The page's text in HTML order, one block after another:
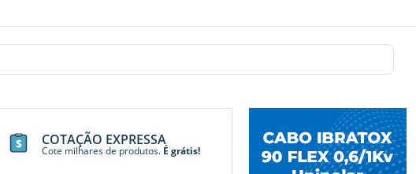
COTAÇÃO EXPRESSA
Cote milhares de produtos.É grátis!